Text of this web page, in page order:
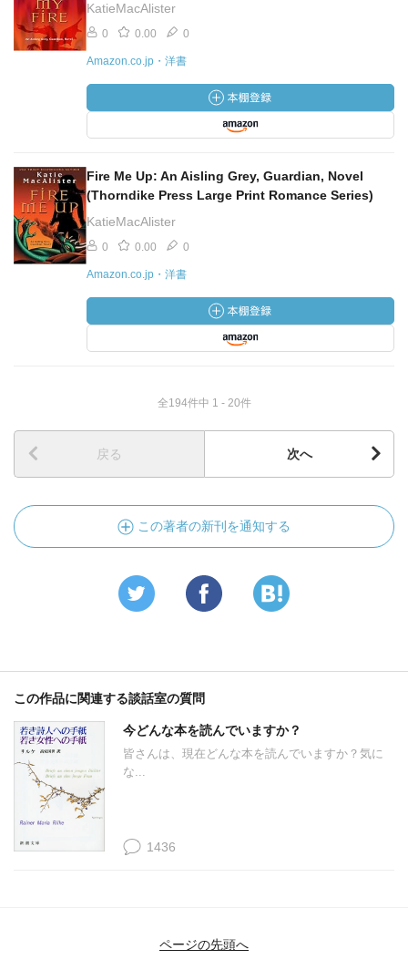
KatieMacAlister
0 0.00 0
Amazon.co.jp・洋書
Fire Me Up: An Aisling Grey, Guardian, Novel
(Thorndike Press Large Print Romance Series)
KatieMacAlister
0 0.00 0
Amazon.co.jp・洋書
全194件中 1 - 20件
戻る 次へ
この著者の新刊を通知する
この作品に関連する談話室の質問
今どんな本を読んでいますか？
皆さんは、現在どんな本を読んでいますか？気に
な...
1436
ページの先頭へ